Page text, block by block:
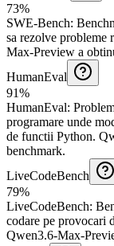
73%
SWE-Bench:
sa rezolve probleme
Max-Preview a
HumanEval
91%
HumanEval:
programare unde
de functii Python.
benchmark.
LiveCodeBench
79%
LiveCodeBench:
codare pe provocari
Qwen3.6-Max-